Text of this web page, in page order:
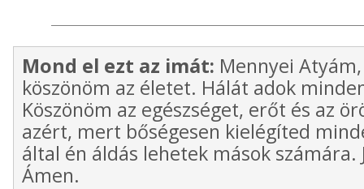
Mond el ezt az imát: Mennyei
köszönöm az életet. Hálát adok
Köszönöm az egészséget, erőt és az
azért, mert bőségesen kielégíted
által én áldás lehetek mások számára.
Ámen.